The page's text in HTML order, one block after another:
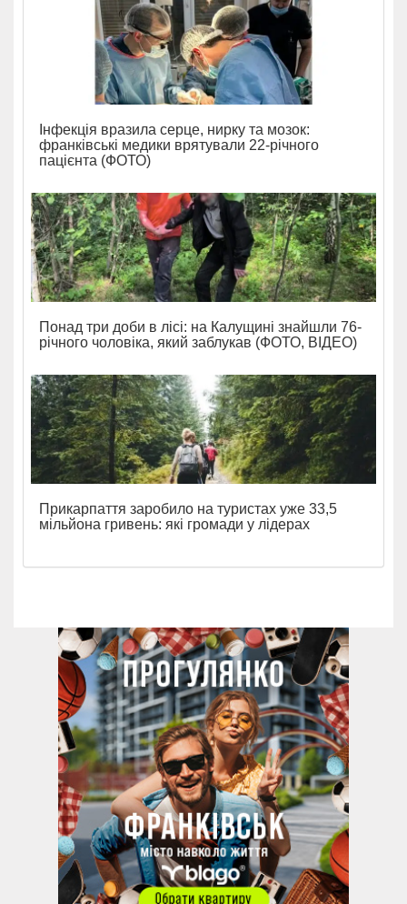
Інфекція вразила серце, нирку та мозок:
франківські медики врятували 22-річного
пацієнта (ФОТО)
Понад три доби в лісі: на Калущині знайшли 76-
річного чоловіка, який заблукав (ФОТО, ВІДЕО)
Прикарпаття заробило на туристах уже 33,5
мільйона гривень: які громади у лідерах